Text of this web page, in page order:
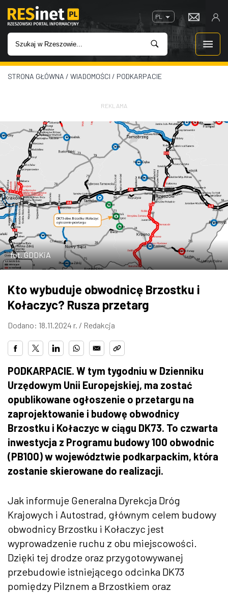
PL
WIADOMOŚCI
IMPREZY
ROZRYWKA
W KINACH
GASTRONOMIA
ZDJĘCIA
W RZESZOWIE
STRONA GŁÓWNA / WIADOMOŚCI / PODKARPACIE
REKLAMA
fot. GDDKiA
Kto wybuduje obwodnicę Brzostku i
Kołaczyc? Rusza przetarg
Dodano: 18.11.2024 r. / Redakcja
PODKARPACIE. W tym tygodniu w Dzienniku
Urzędowym Unii Europejskiej, ma zostać
opublikowane ogłoszenie o przetargu na
zaprojektowanie i budowę obwodnicy
Brzostku i Kołaczyc w ciągu DK73. To czwarta
inwestycja z Programu budowy 100 obwodnic
(PB100) w województwie podkarpackim, która
zostanie skierowane do realizacji.
Jak informuje Generalna Dyrekcja Dróg
Krajowych i Autostrad, głównym celem budowy
obwodnicy Brzostku i Kołaczyc jest
wyprowadzenie ruchu z obu miejscowości.
Dzięki tej drodze oraz przygotowywanej
przebudowie istniejącego odcinka DK73
pomiędzy Pilznem a Brzostkiem oraz